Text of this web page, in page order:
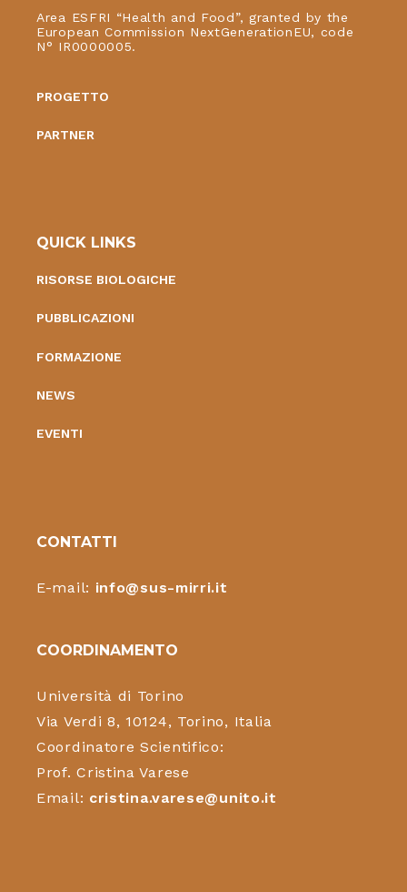
Area ESFRI “Health and Food”, granted by the
European Commission NextGenerationEU, code
N° IR0000005.
PROGETTO
PARTNER
QUICK LINKS
RISORSE BIOLOGICHE
PUBBLICAZIONI
FORMAZIONE
NEWS
EVENTI
CONTATTI
E-mail: info@sus-mirri.it
COORDINAMENTO
Università di Torino
Via Verdi 8, 10124, Torino, Italia
Coordinatore Scientifico:
Prof. Cristina Varese
Email: cristina.varese@unito.it